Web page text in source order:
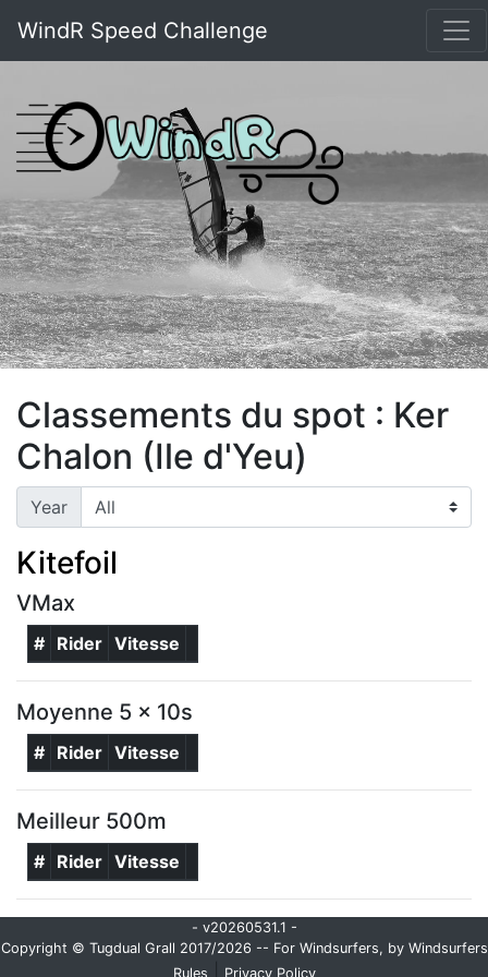
WindR Speed Challenge
Classements du spot : Ker
Chalon (Ile d'Yeu)
Year
Kitefoil
VMax
# Rider Vitesse
Moyenne 5 x 10s
# Rider Vitesse
Meilleur 500m
# Rider Vitesse
- v20260531.1 -
Copyright © Tugdual Grall 2017/2026 -- For Windsurfers, by Windsurfers
Rules
Privacy Policy